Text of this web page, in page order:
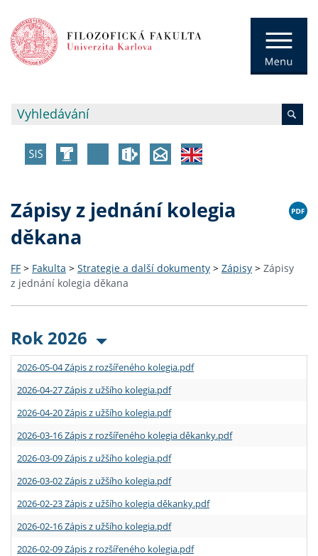
Zápisy z jednání kolegia
děkana
FF > Fakulta > Strategie a další dokumenty > Zápisy > Zápisy
z jednání kolegia děkana
Rok 2026
2026-05-04 Zápis z rozšířeného kolegia.pdf
2026-04-27 Zápis z užšího kolegia.pdf
2026-04-20 Zápis z užšího kolegia.pdf
2026-03-16 Zápis z rozšířeného kolegia děkanky.pdf
2026-03-09 Zápis z užšího kolegia.pdf
2026-03-02 Zápis z užšího kolegia.pdf
2026-02-23 Zápis z užšího kolegia děkanky.pdf
2026-02-16 Zápis z užšího kolegia.pdf
2026-02-09 Zápis z rozšířeného kolegia.pdf